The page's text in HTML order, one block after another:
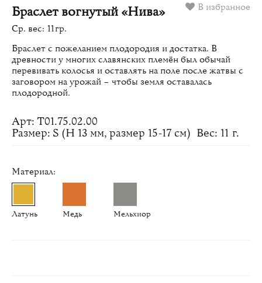
В избранное
Браслет вогнутый «Нива»
Ср. вес: 11гр.
Браслет с пожеланием плодородия и достатка. В
древности у многих славянских племён был обычай
перевивать колосья и оставлять на поле после жатвы с
заговором на урожай – чтобы земля оставалась
плодородной.
Арт: Т01.75.02.00
Размер: S (H 13 мм, размер 15-17 см) Вес: 11 г.
Материал:
Латунь Медь Мельхиор